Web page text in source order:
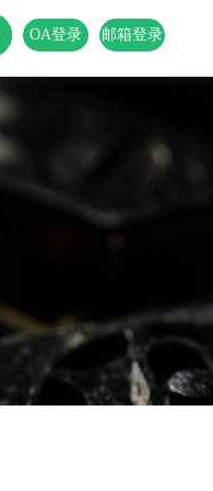
邮箱登录
OA登录